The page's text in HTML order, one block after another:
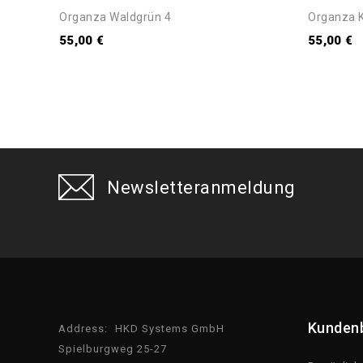
Organza Waldgrün 4
55,00 €
Organza
55,00 €
Newsletteranmeldung
Address:
HKD Systems GmbH
Spielburgweg 25-27